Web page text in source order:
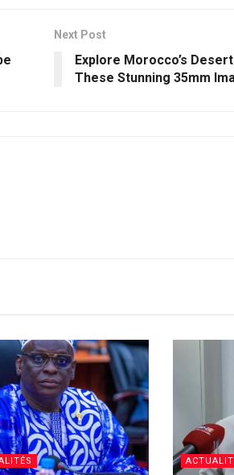
Next Post
Explore Morocco’s
These Stunning 35mm